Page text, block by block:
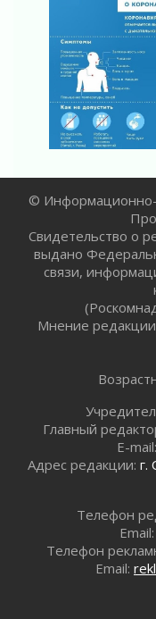
откроется к
Ленобласть
перевозках
30 июля 2026
Комфортное
ожидается
30 июля 2026
30 июля 2026
Волейболисты
представят
всероссийском
«Кубок
ветеранов СВО
© Информационно-
Свидетельство о
выдано
связи,
Мнение
Главный
E-mail:
Адрес редакции: г.
Телефон
Email:
Телефон
Email: